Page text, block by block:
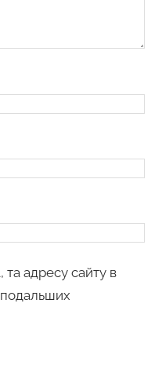
та адресу сайту в
подальших